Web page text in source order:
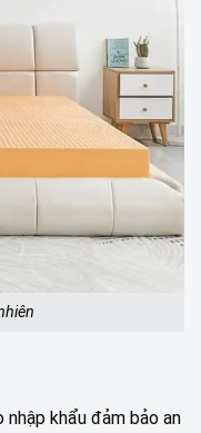
nhập khẩu đảm bảo an